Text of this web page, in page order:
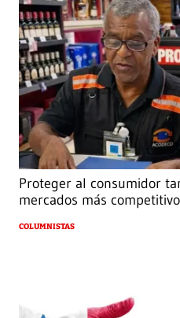
Proteger al consumidor
mercados más
COLUMNISTAS